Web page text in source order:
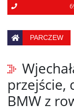
PARCZEW
przejście,
BMW z